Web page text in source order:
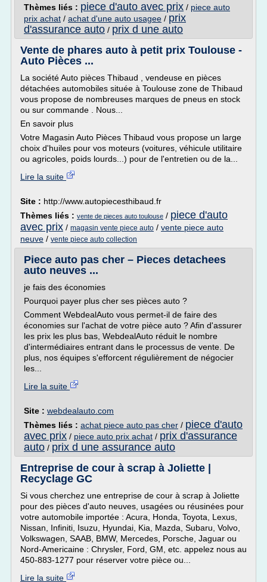
Thèmes liés : piece d'auto avec prix / piece auto
prix achat / achat d'une auto usagee / prix
d'assurance auto / prix d une auto
Vente de phares auto à petit prix Toulouse -
Auto Pièces ...
La société Auto pièces Thibaud , vendeuse en pièces
détachées automobiles située à Toulouse zone de Thibaud
vous propose de nombreuses marques de pneus en stock
ou sur commande . Nous...
En savoir plus
Votre Magasin Auto Pièces Thibaud vous propose un large
choix d'huiles pour vos moteurs (voitures, véhicule utilitaire
ou agricoles, poids lourds...) pour de l'entretien ou de la...
Lire la suite
Site : http://www.autopiecesthibaud.fr
Thèmes liés : vente de pieces auto toulouse / piece d'auto
avec prix / magasin vente piece auto / vente piece auto
neuve / vente piece auto collection
Piece auto pas cher – Pieces detachees
auto neuves ...
je fais des économies
Pourquoi payer plus cher ses pièces auto ?
Comment WebdealAuto vous permet-il de faire des
économies sur l'achat de votre pièce auto ? Afin d'assurer
les prix les plus bas, WebdealAuto réduit le nombre
d'intermédiaires entrant dans le processus de vente. De
plus, nos équipes s'efforcent régulièrement de négocier
les...
Lire la suite
Site : webdealauto.com
Thèmes liés : achat piece auto pas cher / piece d'auto
avec prix / piece auto prix achat / prix d'assurance
auto / prix d une assurance auto
Entreprise de cour à scrap à Joliette |
Recyclage GC
Si vous cherchez une entreprise de cour à scrap à Joliette
pour des pièces d'auto neuves, usagées ou réusinées pour
votre automobile importée : Acura, Honda, Toyota, Lexus,
Nissan, Infiniti, Isuzu, Hyundai, Kia, Mazda, Subaru, Volvo,
Volkswagen, SAAB, BMW, Mercedes, Porsche, Jaguar ou
Nord-Americaine : Chrysler, Ford, GM, etc. appelez nous au
450-883-1277 pour réserver votre pièce ou...
Lire la suite